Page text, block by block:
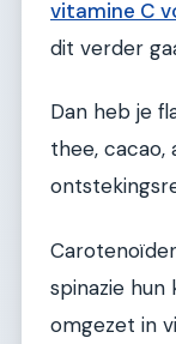
vitamine C
dit verder
Dan heb je
thee,
spinazie hun
omgezet in